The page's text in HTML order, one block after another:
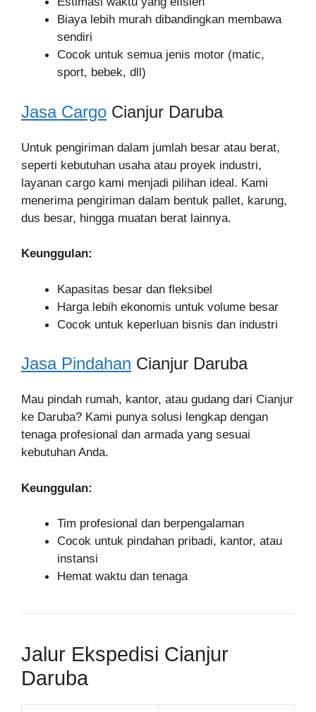
Biaya lebih murah dibandingkan membawa
sendiri
Cocok untuk semua jenis motor (matic,
sport, bebek, dll)
Jasa Cargo Cianjur Daruba
Untuk pengiriman dalam jumlah besar atau berat,
seperti kebutuhan usaha atau proyek industri,
layanan cargo kami menjadi pilihan ideal. Kami
menerima pengiriman dalam bentuk pallet, karung,
dus besar, hingga muatan berat lainnya.
Keunggulan:
Kapasitas besar dan fleksibel
Harga lebih ekonomis untuk volume besar
Cocok untuk keperluan bisnis dan industri
Jasa Pindahan Cianjur Daruba
Mau pindah rumah, kantor, atau gudang dari Cianjur
ke Daruba? Kami punya solusi lengkap dengan
tenaga profesional dan armada yang sesuai
kebutuhan Anda.
Keunggulan:
Tim profesional dan berpengalaman
Cocok untuk pindahan pribadi, kantor, atau
instansi
Hemat waktu dan tenaga
Jalur Ekspedisi Cianjur
Daruba